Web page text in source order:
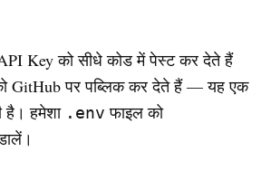
Key को सीधे कोड में पेस्ट कर देते हैं
GitHub पर पब्लिक कर देते हैं — यह एक
है। हमेशा .env फाइल को